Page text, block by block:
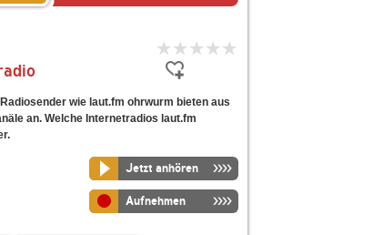
wie laut.fm ohrwurm bieten aus
an. Welche Internetradios laut.fm
Jetzt anhören
Aufnehmen